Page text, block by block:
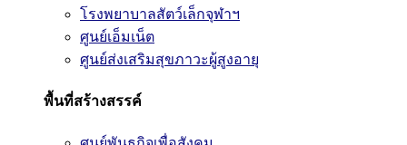
โรงพยาบาลสัตว์เล็กจุฬาฯ
ศูนย์เอ็มเน็ต
ศูนย์ส่งเสริมสุขภาวะผู้สูงอายุ
พื้นที่สร้างสรรค์